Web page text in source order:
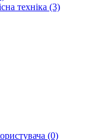
техніка (3)
(0)